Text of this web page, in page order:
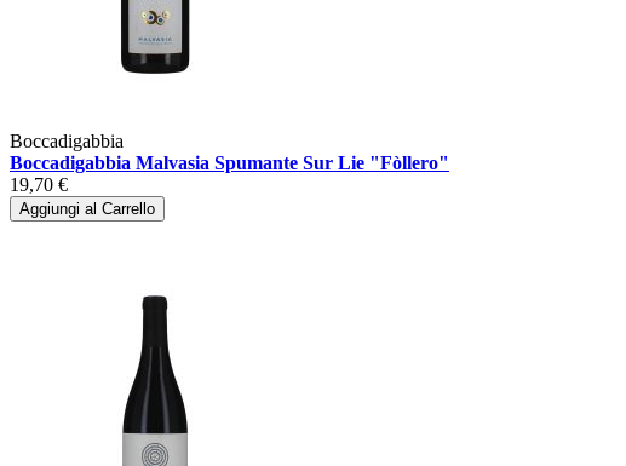
Boccadigabbia
Boccadigabbia Malvasia Spumante Sur Lie "Fòllero"
19,70 €
Aggiungi al Carrello